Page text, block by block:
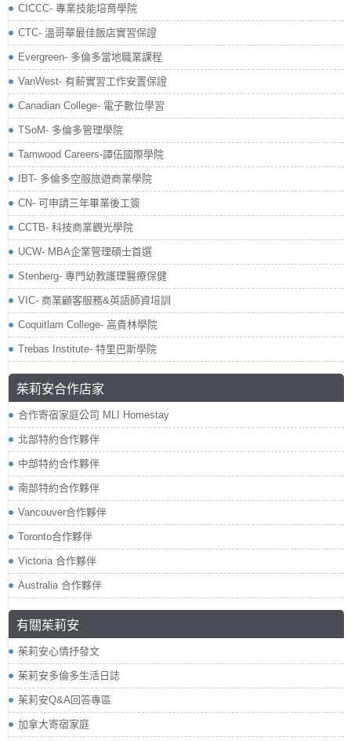
CICCC- 專業技能培育學院
CTC- 溫哥華最佳飯店實習保證
Evergreen- 多倫多當地職業課程
VanWest- 有薪實習工作安置保證
Canadian College- 電子數位學習
TSoM- 多倫多管理學院
Tamwood Careers-譚伍國際學院
IBT- 多倫多空服旅遊商業學院
CN- 可申請三年畢業後工簽
CCTB- 科技商業觀光學院
UCW- MBA企業管理碩士首選
Stenberg- 專門幼教護理醫療保健
VIC- 商業顧客服務&英語師資培訓
Coquitlam College- 高貴林學院
Trebas Institute- 特里巴斯學院
茱莉安合作店家
合作寄宿家庭公司 MLI Homestay
北部特約合作夥伴
中部特約合作夥伴
南部特約合作夥伴
Vancouver合作夥伴
Toronto合作夥伴
Victoria 合作夥伴
Australia 合作夥伴
有關茱莉安
茱莉安心情抒發文
茱莉安多倫多生活日誌
茱莉安Q&A回答專區
加拿大寄宿家庭